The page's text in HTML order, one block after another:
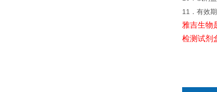
11．有效
雅吉生物
检测试剂